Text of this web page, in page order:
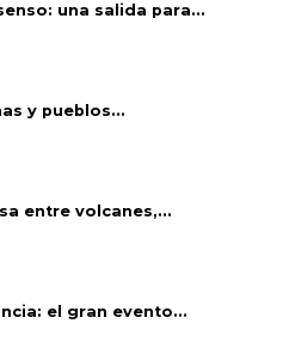
una salida para...
y pueblos...
entre volcanes,...
el gran evento...